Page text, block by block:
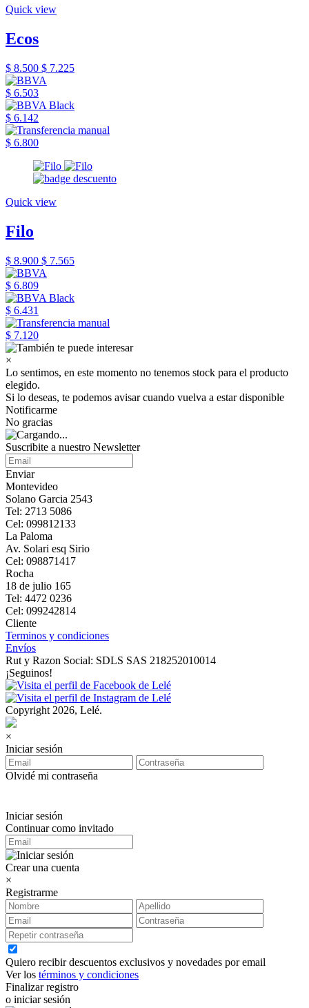
Quick view
Ecos
$ 8.500 $ 7.225
$ 6.503
$ 6.142
$ 6.800
Quick view
Filo
$ 8.900 $ 7.565
$ 6.809
$ 6.431
$ 7.120
×
Lo sentimos, en este momento no tenemos stock para el producto
elegido.
Si lo deseas, te podemos avisar cuando vuelva a estar disponible
Notificarme
No gracias
Suscribite a nuestro Newsletter
Enviar
Montevideo
Solano Garcia 2543
Tel: 2713 5086
Cel: 099812133
La Paloma
Av. Solari esq Sirio
Cel: 098871417
Rocha
18 de julio 165
Tel: 4472 0236
Cel: 099242814
Cliente
Terminos y condiciones
Envíos
Rut y Razon Social: SDLS SAS 218252010014
¡Seguinos!
Copyright 2026, Lelé.
×
Iniciar sesión
Olvidé mi contraseña
Iniciar sesión
Continuar como invitado
Crear una cuenta
×
Registrarme
Quiero recibir descuentos exclusivos y novedades por email
Ver los términos y condiciones
Finalizar registro
o iniciar sesión